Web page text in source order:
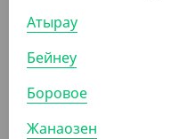
(1 195.40
Трубочки без
мм, 240 мм, 500 шт/уп,
Атырау
Бейнеу
Боровое
Жанаозен